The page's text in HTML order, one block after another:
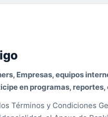
Empresas, equipos
en programas,
Términos y Condiciones